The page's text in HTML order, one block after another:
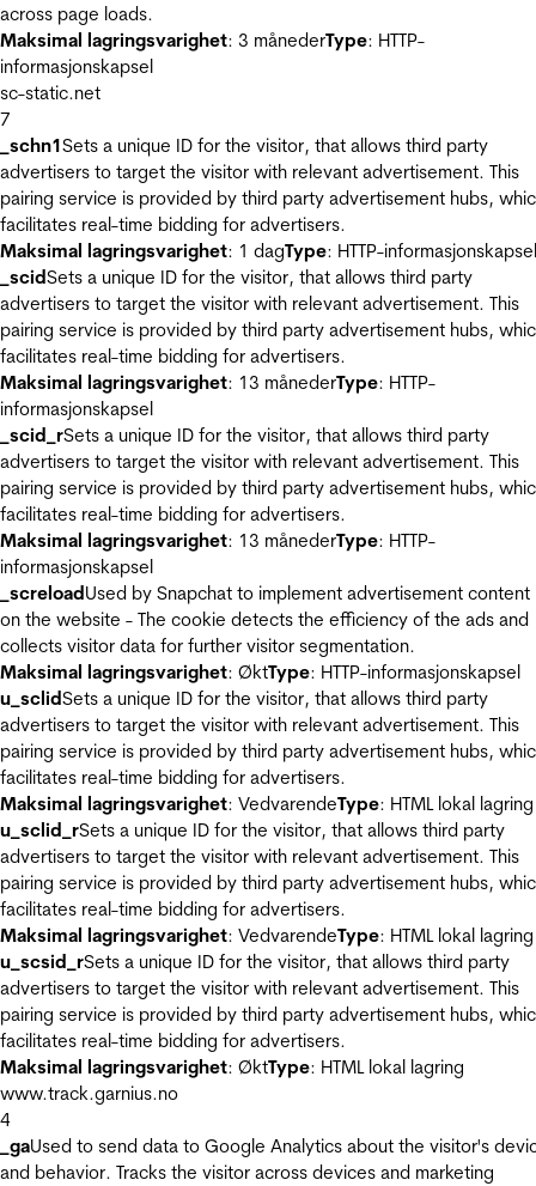
across page loads.
Maksimal lagringsvarighet: 3 månederType: HTTP-
informasjonskapsel
sc-static.net
7
_schn1Sets a unique ID for the visitor, that allows third party
advertisers to target the visitor with relevant advertisement. This
pairing service is provided by third party advertisement hubs,
facilitates real-time bidding for advertisers.
Maksimal lagringsvarighet: 1 dagType: HTTP-informasjonskapsel
_scidSets a unique ID for the visitor, that allows third party
advertisers to target the visitor with relevant advertisement. This
pairing service is provided by third party advertisement hubs,
facilitates real-time bidding for advertisers.
Maksimal lagringsvarighet: 13 månederType: HTTP-
informasjonskapsel
_scid_rSets a unique ID for the visitor, that allows third party
advertisers to target the visitor with relevant advertisement. This
pairing service is provided by third party advertisement hubs,
facilitates real-time bidding for advertisers.
Maksimal lagringsvarighet: 13 månederType: HTTP-
informasjonskapsel
_screloadUsed by Snapchat to implement advertisement content
on the website - The cookie detects the efficiency of the ads and
collects visitor data for further visitor segmentation.
Maksimal lagringsvarighet: ØktType: HTTP-informasjonskapsel
u_sclidSets a unique ID for the visitor, that allows third party
advertisers to target the visitor with relevant advertisement. This
pairing service is provided by third party advertisement hubs,
facilitates real-time bidding for advertisers.
Maksimal lagringsvarighet: VedvarendeType: HTML lokal lagring
u_sclid_rSets a unique ID for the visitor, that allows third party
advertisers to target the visitor with relevant advertisement. This
pairing service is provided by third party advertisement hubs,
facilitates real-time bidding for advertisers.
Maksimal lagringsvarighet: VedvarendeType: HTML lokal lagring
u_scsid_rSets a unique ID for the visitor, that allows third party
advertisers to target the visitor with relevant advertisement. This
pairing service is provided by third party advertisement hubs,
facilitates real-time bidding for advertisers.
Maksimal lagringsvarighet: ØktType: HTML lokal lagring
www.track.garnius.no
4
_gaUsed to send data to Google Analytics about the visitor's
and behavior. Tracks the visitor across devices and marketing